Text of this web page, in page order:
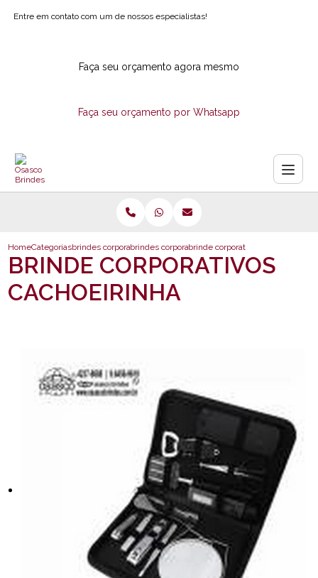
Entre em contato com um de nossos especialistas!
Faça seu orçamento agora mesmo
Faça seu orçamento por Whatsapp
HomeCategoriasbrindes corporativosbrindes corporativos eletronicosbrinde corporativos cachoeirinha
BRINDE CORPORATIVOS
CACHOEIRINHA